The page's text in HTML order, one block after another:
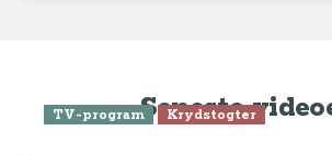
Seneste
TV-program Krydstogter